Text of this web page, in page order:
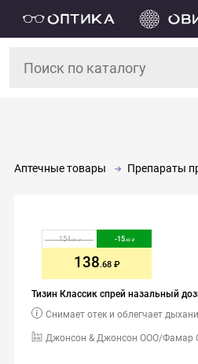
Аптечные товары Препараты
Тизин Классик спрей назальный
Джонсон & Джонсон ООО/Фамар
Снимает отек и облегчает
154.08 -15.40
138.68